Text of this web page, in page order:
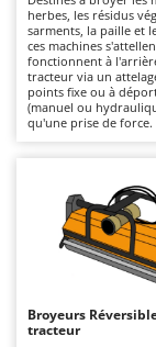
Autres
B
Balayeuses
Bancs de
Barbecues
Bennes
Brosses
Brouettes à
Broyeurs à
Ambrogio
Annovi
ANTHBOT
Archman
Ardes
Argo
Ariete
Attila
herbes, les résidus
sarments, la paille et
ces machines
fonctionnent à
tracteur via un
points fixe ou à
(manuel ou
qu'une prise de force.
taille, grâce à des
travail et des
disponibles en
robustesses. Un large
séries légères,
lourdes permet
machine à la
(de 20 à 80 CV selon
au type de travail. Ces
peuvent être
systèmes de broyage
Broyeurs
tracteur